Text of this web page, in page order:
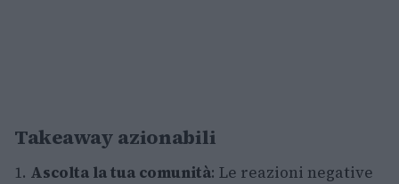
Takeaway azionabili
1. Ascolta la tua comunità: Le reazioni negative